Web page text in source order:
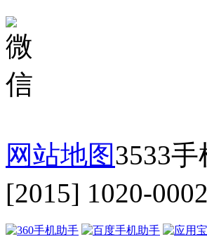
网站地图3533
[2015] 1020-